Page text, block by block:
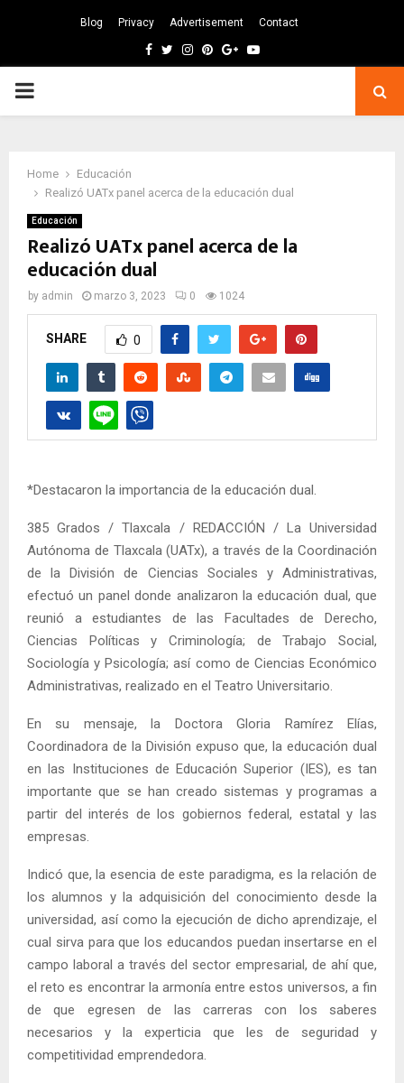
Blog Privacy Advertisement Contact
Facebook
TwitterInstagram
Pinterest
GoogleYoutube
PRIMARY
Home
Educación
Realizó UATx panel acerca de la educación dual
Educación
Realizó UATx panel acerca de la
educación dual
by admin marzo 3, 2023 0 1024
SHARE 0
*Destacaron la importancia de la educación dual.
385 Grados / Tlaxcala / REDACCIÓN / La Universidad
Autónoma de Tlaxcala (UATx), a través de la Coordinación
de la División de Ciencias Sociales y Administrativas,
efectuó un panel donde analizaron la educación dual, que
reunió a estudiantes de las Facultades de Derecho,
Ciencias Políticas y Criminología; de Trabajo Social,
Sociología y Psicología; así como de Ciencias Económico
Administrativas, realizado en el Teatro Universitario.
En su mensaje, la Doctora Gloria Ramírez Elías,
Coordinadora de la División expuso que, la educación dual
en las Instituciones de Educación Superior (IES), es tan
importante que se han creado sistemas y programas a
partir del interés de los gobiernos federal, estatal y las
empresas.
Indicó que, la esencia de este paradigma, es la relación de
los alumnos y la adquisición del conocimiento desde la
universidad, así como la ejecución de dicho aprendizaje, el
cual sirva para que los educandos puedan insertarse en el
campo laboral a través del sector empresarial, de ahí que,
el reto es encontrar la armonía entre estos universos, a fin
de que egresen de las carreras con los saberes
necesarios y la experticia que les de seguridad y
competitividad emprendedora.